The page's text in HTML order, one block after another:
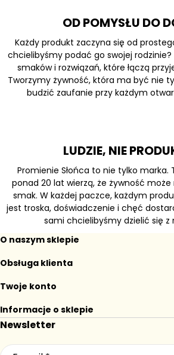
OD POMYSŁU DO
Każdy produkt zaczyna się od
chcielibyśmy podać go swojej rodzinie?
smaków i rozwiązań, które łączą
Tworzymy żywność, która ma być nie
budzić zaufanie przy każdym
LUDZIE, NIE
Promienie Słońca to nie tylko marka.
ponad 20 lat wierzą, że żywność
smak. W każdej paczce, każdym
jest troska, doświadczenie i chęć
sami chcielibyśmy dzielić się z
O naszym sklepie
Obsługa klienta
Twoje konto
Informacje o sklepie
Newsletter